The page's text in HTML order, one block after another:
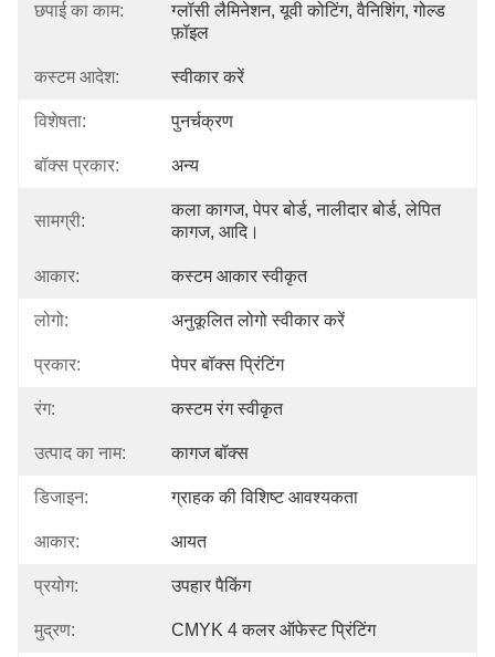
छपाई का काम:
ग्लॉसी लैमिनेशन, यूवी कोटिंग, वैनिशिंग, गोल्ड
फ़ॉइल
कस्टम आदेश: स्वीकार करें
विशेषता: पुनर्चक्रण
बॉक्स प्रकार: अन्य
सामग्री:
कला कागज, पेपर बोर्ड, नालीदार बोर्ड, लेपित
कागज, आदि।
आकार: कस्टम आकार स्वीकृत
लोगो: अनुकूलित लोगो स्वीकार करें
प्रकार: पेपर बॉक्स प्रिंटिंग
रंग: कस्टम रंग स्वीकृत
उत्पाद का नाम: कागज बॉक्स
डिजाइन: ग्राहक की विशिष्ट आवश्यकता
आकार: आयत
प्रयोग: उपहार पैकिंग
मुद्रण: CMYK 4 कलर ऑफेस्ट प्रिंटिंग